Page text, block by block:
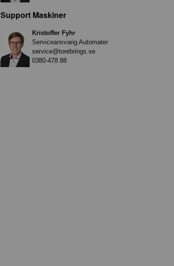
Support Maskiner
Kristoffer Fyhr
Serviceansvarig Automater
service@torebrings.se
0380-478 88